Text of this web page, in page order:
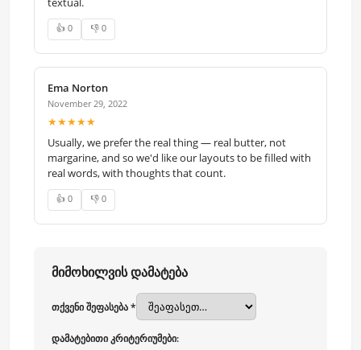
👍 0 👎 0
Ema Norton
November 29, 2022
★★★★★
Usually, we prefer the real thing — real butter, not
margarine, and so we'd like our layouts to be filled with
real words, with thoughts that count.
👍 0 👎 0
მიმოხილვის დამატება
თქვენი შეფასება *
დამატებითი კრიტერიუმები: